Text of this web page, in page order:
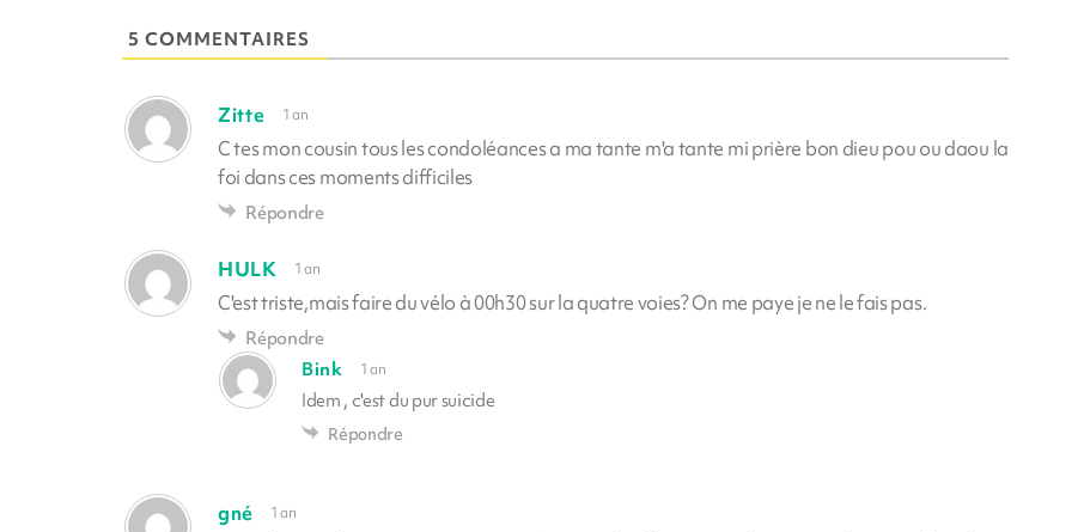
5 COMMENTAIRES
Zitte 1 an
C tes mon cousin tous les condoléances a ma tante m'a tante mi prière bon dieu pou ou daou la
foi dans ces moments difficiles
Répondre
HULK 1 an
C'est triste,mais faire du vélo à 00h30 sur la quatre voies? On me paye je ne le fais pas.
Répondre
Bink
1 an
Idem , c'est du pur suicide
Répondre
gné 1 an